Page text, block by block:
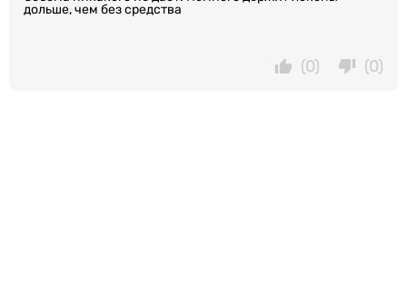
дольше, чем без средства
(0)
(0)